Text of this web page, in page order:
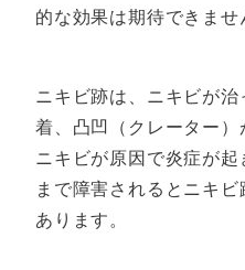
的な効果は期待できませ
ニキビ跡は、ニキビが
着、凸凹（クレーター）
ニキビが原因で炎症が
まで障害されるとニキ
あります。